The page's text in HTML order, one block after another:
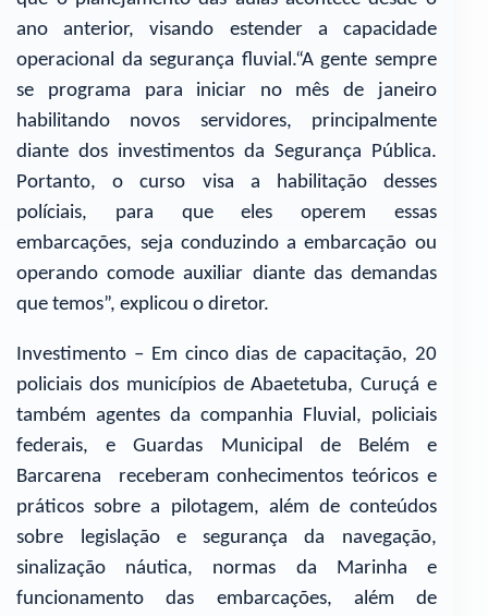
ano anterior, visando estender a capacidade
operacional da segurança fluvial.“A gente sempre
se programa para iniciar no mês de janeiro
habilitando novos servidores, principalmente
diante dos investimentos da Segurança Pública.
Portanto, o curso visa a habilitação desses
políciais, para que eles operem essas
embarcações, seja conduzindo a embarcação ou
operando comode auxiliar diante das demandas
que temos”, explicou o diretor.
Investimento – Em cinco dias de capacitação, 20
policiais dos municípios de Abaetetuba, Curuçá e
também agentes da companhia Fluvial, policiais
federais, e Guardas Municipal de Belém e
Barcarena receberam conhecimentos teóricos e
práticos sobre a pilotagem, além de conteúdos
sobre legislação e segurança da navegação,
sinalização náutica, normas da Marinha e
funcionamento das embarcações, além de